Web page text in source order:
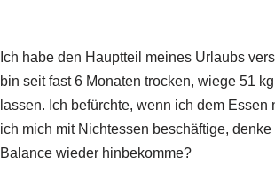
Ich habe den Hauptteil meines Urlaubs
bin seit fast 6 Monaten trocken, wiege 51
lassen. Ich befürchte, wenn ich dem
ich mich mit Nichtessen beschäftige,
Balance wieder hinbekomme?